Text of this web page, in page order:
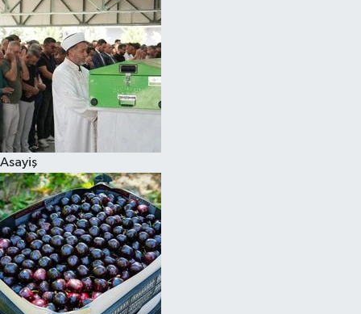
Asayiş
Televizyon
Yaşam-Çevre